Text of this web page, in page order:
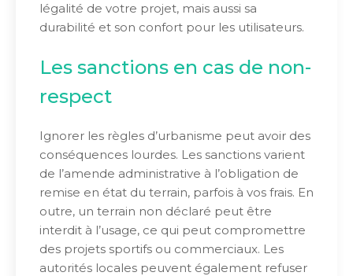
légalité de votre projet, mais aussi sa
durabilité et son confort pour les utilisateurs.
Les sanctions en cas de non-
respect
Ignorer les règles d’urbanisme peut avoir des
conséquences lourdes. Les sanctions varient
de l’amende administrative à l’obligation de
remise en état du terrain, parfois à vos frais. En
outre, un terrain non déclaré peut être
interdit à l’usage, ce qui peut compromettre
des projets sportifs ou commerciaux. Les
autorités locales peuvent également refuser